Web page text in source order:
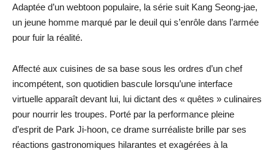
Adaptée d’un webtoon populaire, la série suit Kang Seong-jae,
un jeune homme marqué par le deuil qui s’enrôle dans l’armée
pour fuir la réalité.
Affecté aux cuisines de sa base sous les ordres d’un chef
incompétent, son quotidien bascule lorsqu’une interface
virtuelle apparaît devant lui, lui dictant des « quêtes » culinaires
pour nourrir les troupes. Porté par la performance pleine
d’esprit de Park Ji-hoon, ce drame surréaliste brille par ses
réactions gastronomiques hilarantes et exagérées à la